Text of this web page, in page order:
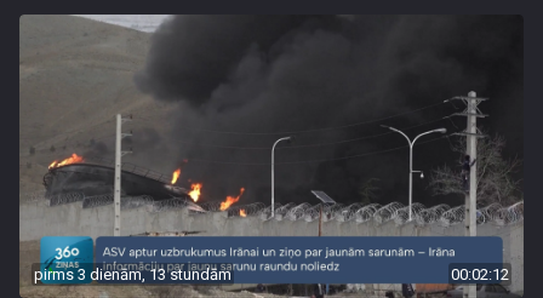
pirms 3 dienām, 13 stundām 00:02:12